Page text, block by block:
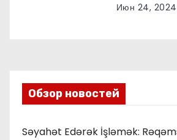
Июн 24, 2024
Обзор новостей
Səyahət Edərək İşləmək: